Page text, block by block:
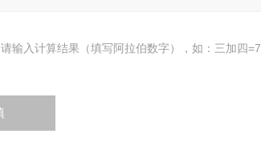
请输入计算结果（填写阿拉伯数字），如：三加四=7